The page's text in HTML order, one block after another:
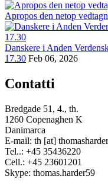
Apropos den netop
Danskere i Anden
17.30 Feb 06, 2026
Contatti
Bredgade 51, 4., th.
1260 Copenaghen K
Danimarca
E-mail: th [at]
Tel..: +45 35436220
Cell.: +45 23601201
Skype: thomas.harder59